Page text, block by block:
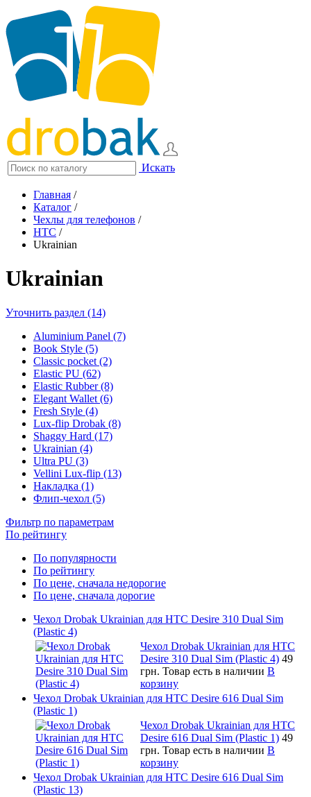
Искать
Главная /
Каталог /
Чехлы для телефонов /
HTC /
Ukrainian
Ukrainian
Уточнить раздел (14)
Aluminium Panel (7)
Book Style (5)
Classic pocket (2)
Elastic PU (62)
Elastic Rubber (8)
Elegant Wallet (6)
Fresh Style (4)
Lux-flip Drobak (8)
Shaggy Hard (17)
Ukrainian (4)
Ultra PU (3)
Vellini Lux-flip (13)
Накладка (1)
Флип-чехол (5)
Фильтр по параметрам
По рейтингу
По популярности
По рейтингу
По цене, сначала недорогие
По цене, сначала дорогие
Чехол Drobak Ukrainian для HTC Desire 310 Dual Sim
(Plastic 4)
Чехол Drobak Ukrainian для HTC
Desire 310 Dual Sim (Plastic 4) 49
грн. Товар есть в наличии В
корзину
Чехол Drobak Ukrainian для HTC Desire 616 Dual Sim
(Plastic 1)
Чехол Drobak Ukrainian для HTC
Desire 616 Dual Sim (Plastic 1) 49
грн. Товар есть в наличии В
корзину
Чехол Drobak Ukrainian для HTC Desire 616 Dual Sim
(Plastic 13)